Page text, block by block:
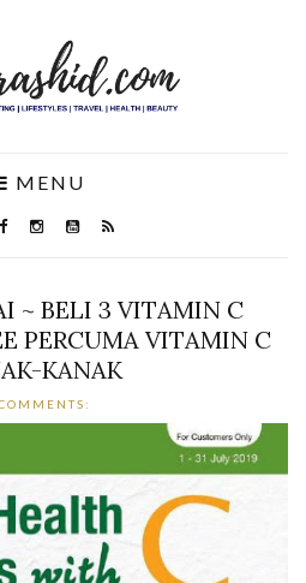
MENU
~ BELI 3 VITAMIN C
PERCUMA VITAMIN C
KANAK